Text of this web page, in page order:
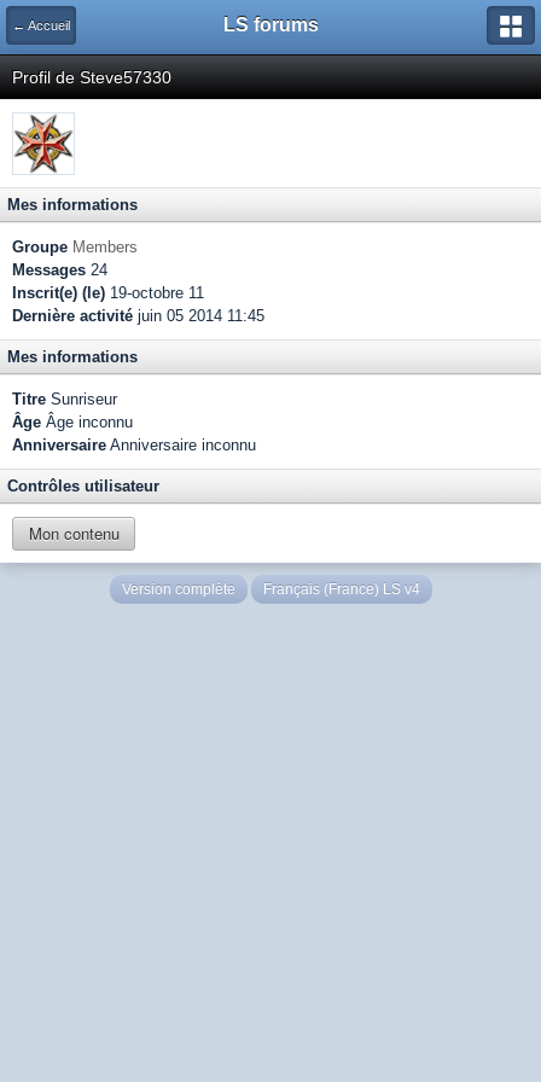
← Accueil LS forums
Profil de Steve57330
Mes informations
Groupe Members
Messages 24
Inscrit(e) (le) 19-octobre 11
Dernière activité juin 05 2014 11:45
Mes informations
Titre Sunriseur
Âge Âge inconnu
Anniversaire Anniversaire inconnu
Contrôles utilisateur
Mon contenu
Version complète Français (France) LS v4